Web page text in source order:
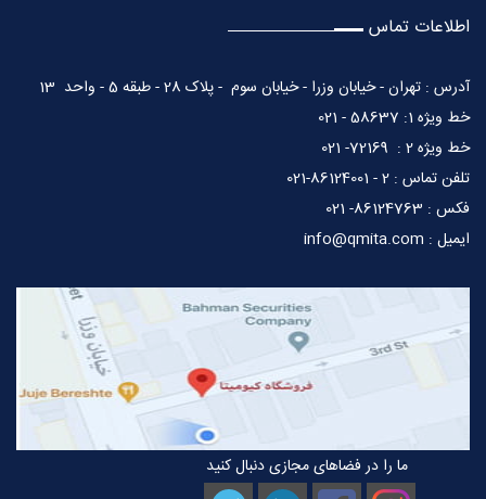
اطلاعات تماس
آدرس : تهران - خیابان وزرا - خیابان سوم - پلاک 28 - طبقه 5 - واحد 13
خط ویژه 1: 58637 - 021
خط ویژه 2 : 72169- 021
تلفن تماس : 2 - 86124001-021
فکس : 86124763- 021
ایمیل : info@qmita.com
ما را در فضاهای مجازی دنبال کنید